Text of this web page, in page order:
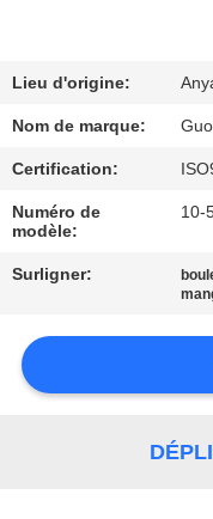
QUALITÉ
NOUS
NOUVELLES
DEMANDEZ
UNE
CITATION
Lieu d'origine:
Nom de marque:
Certification:
Numéro de
modèle:
10-
Surligner: